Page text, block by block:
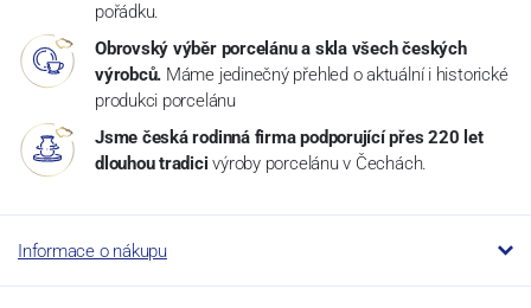
pořádku.
Obrovský výběr porcelánu a skla všech českých
výrobců. Máme jedinečný přehled o aktuální i historické
produkci porcelánu
Jsme česká rodinná firma podporující přes 220 let
dlouhou tradici výroby porcelánu v Čechách.
Informace o nákupu